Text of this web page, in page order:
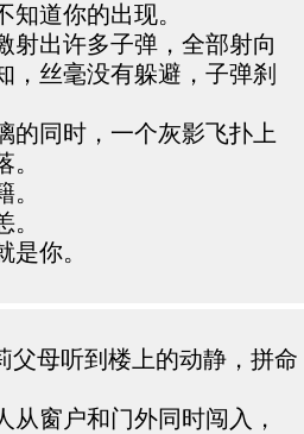
道你的出现。
出许多子弹，全部射向
，丝毫没有躲避，子弹刹
同时，一个灰影飞扑上
你。
母听到楼上的动静，拼命
窗户和门外同时闯入，